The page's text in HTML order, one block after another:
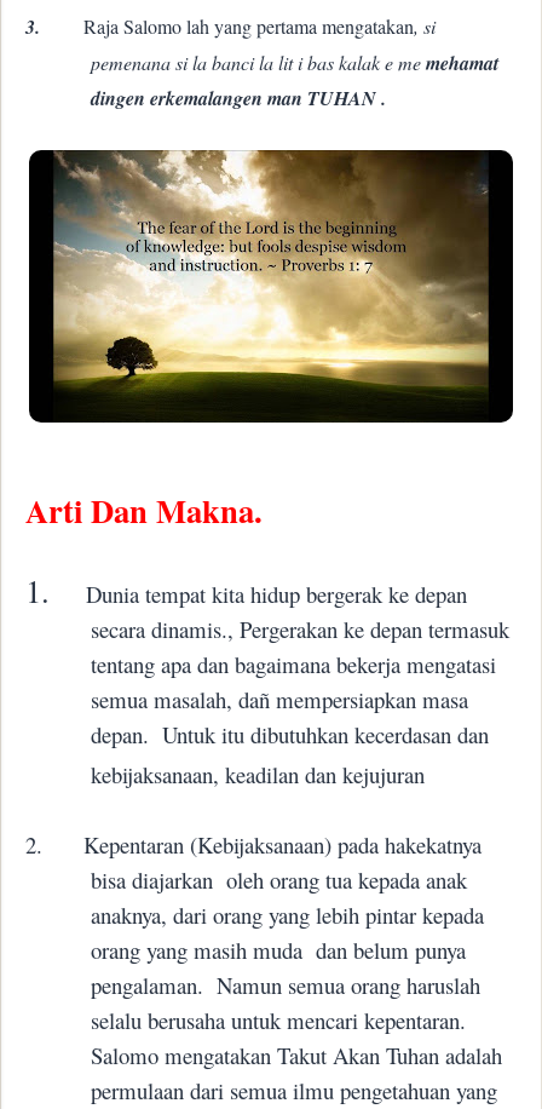
3. Raja Salomo lah yang pertama mengatakan, si
pemenana si la banci la lit i bas kalak e memehamat
dingen erkemalangen man TUHAN .
Arti Dan Makna.
1.
Dunia tempat kita hidup bergerak ke depan
secara dinamis., Pergerakan ke depan termasuk
tentang apa dan bagaimana bekerja mengatasi
semua masalah, dañ mempersiapkan masa
depan. Untuk itu dibutuhkan kecerdasan dan
kebijaksanaan, keadilan dan kejujuran
2.
Kepentaran (Kebijaksanaan) pada hakekatnya
bisa diajarkan oleh orang tua kepada anak
anaknya, dari orang yang lebih pintar kepada
orang yang masih muda dan belum punya
pengalaman. Namun semua orang haruslah
selalu berusaha untuk mencari kepentaran.
Salomo mengatakan Takut Akan Tuhan adalah
permulaan dari semua ilmu pengetahuan yang